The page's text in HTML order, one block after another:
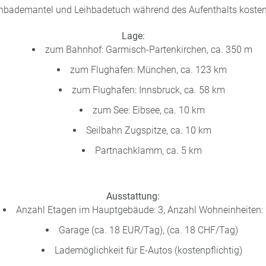
und Leihbadetuch während des Aufenthalts
Lage:
zum Bahnhof: Garmisch-Partenkirchen, ca. 350 m
zum Flughafen: München, ca. 123 km
zum Flughafen: Innsbruck, ca. 58 km
zum See: Eibsee, ca. 10 km
Seilbahn Zugspitze, ca. 10 km
Partnachklamm, ca. 5 km
Ausstattung:
Anzahl Etagen im Hauptgebäude: 3, Anzahl Wohneinheiten:
Garage (ca. 18 EUR/Tag), (ca. 18 CHF/Tag)
Lademöglichkeit für E-Autos (kostenpflichtig)